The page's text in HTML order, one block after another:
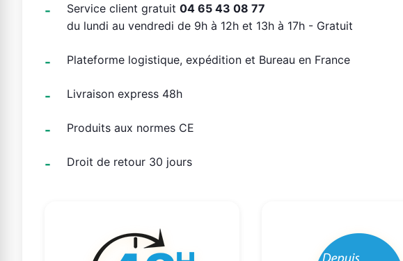
Service client gratuit 04 65 43 08 77
du lundi au vendredi de 9h à 12h et 13h à 17h - Gratuit
Plateforme logistique, expédition et Bureau en France
Livraison express 48h
Produits aux normes CE
Droit de retour 30 jours